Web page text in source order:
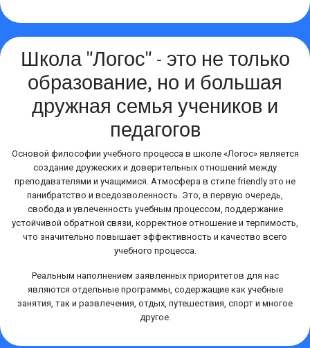
Школа "Логос" - это не только
образование, но и большая
дружная семья учеников и
педагогов
Основой философии учебного процесса в школе «Логос» является
создание дружеских и доверительных отношений между
преподавателями и учащимися. Атмосфера в стиле friendly это не
панибратство и вседозволенность. Это, в первую очередь,
свобода и увлеченность учебным процессом, поддержание
устойчивой обратной связи, корректное отношение и терпимость,
что значительно повышает эффективность и качество всего
учебного процесса.
Реальным наполнением заявленных приоритетов для нас
являются отдельные программы, содержащие как учебные
занятия, так и развлечения, отдых, путешествия, спорт и многое
другое.